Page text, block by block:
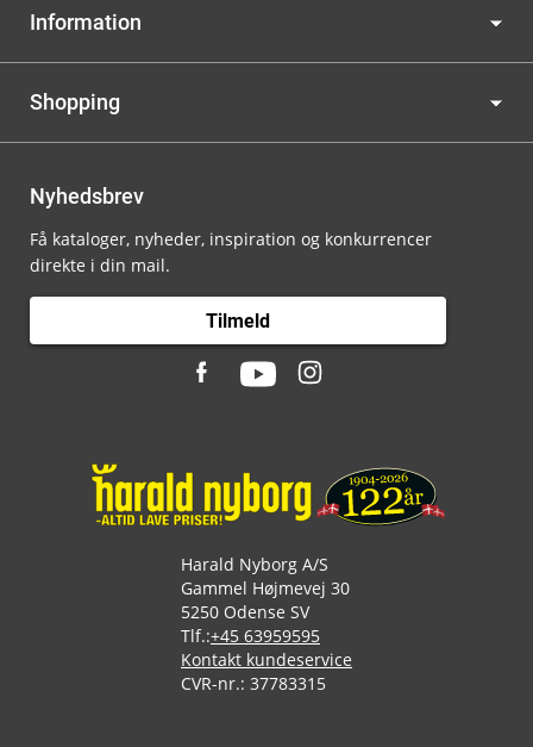
Information
Shopping
Nyhedsbrev
Få kataloger, nyheder, inspiration og konkurrencer
direkte i din mail.
Tilmeld
Harald Nyborg A/S
Gammel Højmevej 30
5250 Odense SV
Tlf.:+45 63959595
Kontakt kundeservice
CVR-nr.: 37783315